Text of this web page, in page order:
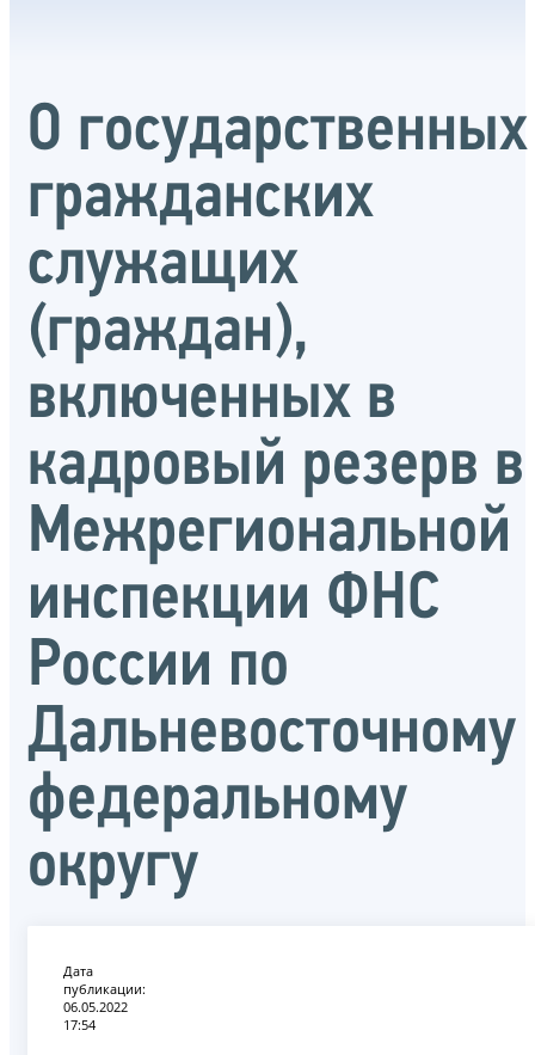
О государственных
гражданских
служащих
(граждан),
включенных в
кадровый резерв в
Межрегиональной
инспекции ФНС
России по
Дальневосточному
федеральному
округу
Дата
публикации:
06.05.2022
17:54